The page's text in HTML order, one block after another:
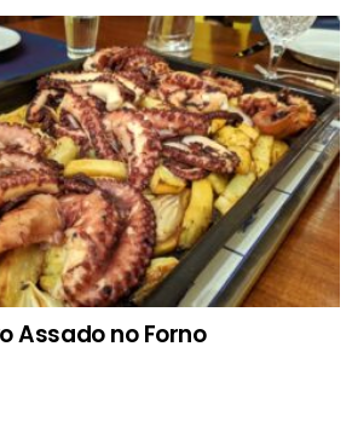
Assado no Forno